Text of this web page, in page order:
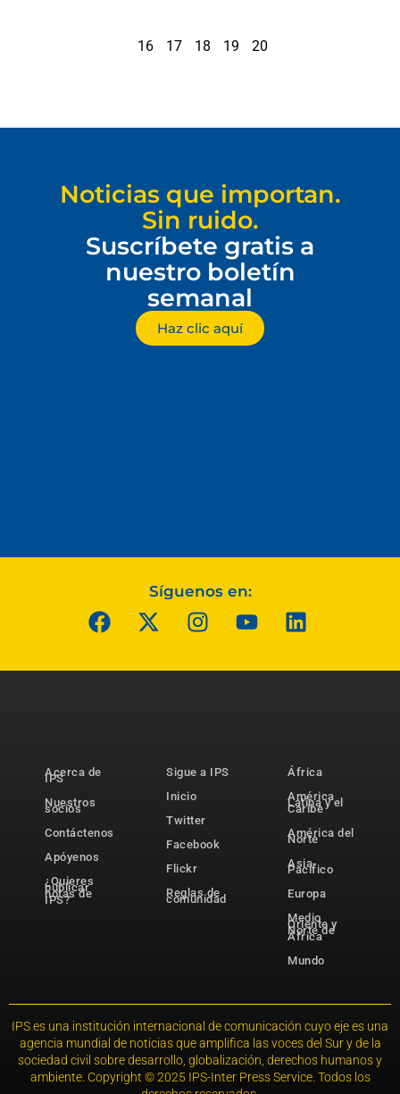
16 17 18 19 20
Noticias que importan.
Sin ruido.
Suscríbete gratis a
nuestro boletín
semanal
Haz clic aquí
Síguenos en:
Acerca de
IPS
Nuestros
socios
Contáctenos
Apóyenos
¿Quieres
publicar
notas de
IPS?
Sigue a IPS
Inicio
Twitter
Facebook
Flickr
Reglas de
comunidad
África
América
Latina y el
Caribe
América del
Norte
Asia-
Pacífico
Europa
Medio
Oriente y
Norte de
África
Mundo
IPS es una institución internacional de comunicación cuyo eje es una
agencia mundial de noticias que amplifica las voces del Sur y de la
sociedad civil sobre desarrollo, globalización, derechos humanos y
ambiente. Copyright © 2025 IPS-Inter Press Service. Todos los